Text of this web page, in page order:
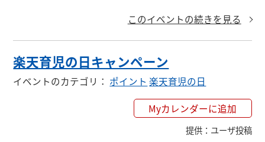
獲得上限ポイント数
※特典ポイントは税抜、送料別、クーポン
適用後の金額に対して付与されます。
このイベントの続きを見る
楽天育児の日キャンペーン
イベントのカテゴリ ： ポイント 楽天育児の日
Myカレンダーに追加
提供： ユーザ投稿